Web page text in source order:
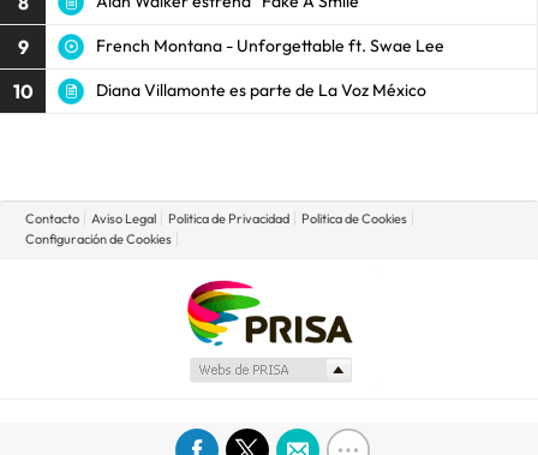
9 French Montana - Unforgettable ft. Swae Lee
10 Diana Villamonte es parte de La Voz México
Contacto Aviso Legal Politica de Privacidad
Politica de Cookies
Configuración de Cookies